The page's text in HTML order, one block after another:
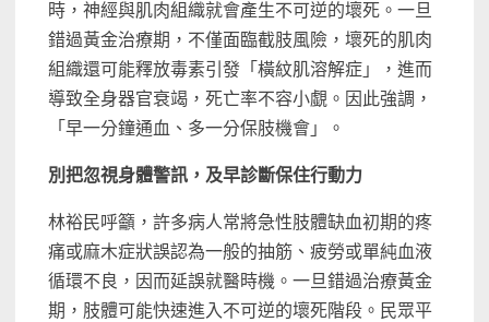
時，神經與肌肉組織就會產生不可逆的壞死。一旦
錯過黃金治療期，不僅面臨截肢風險，壞死的肌肉
組織還可能釋放毒素引發「橫紋肌溶解症」，進而
導致全身器官衰竭，死亡率不容小覷。因此強調，
「早一分鐘通血、多一分保肢機會」。
別把忽視身體警訊，及早診斷保住行動力
林裕民呼籲，許多病人常將急性肢體缺血初期的疼
痛或麻木症狀誤認為一般的抽筋、疲勞或單純血液
循環不良，因而延誤就醫時機。一旦錯過治療黃金
期，肢體可能快速進入不可逆的壞死階段。民眾平